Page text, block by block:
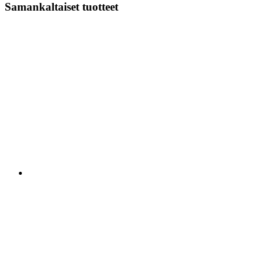
Samankaltaiset tuotteet